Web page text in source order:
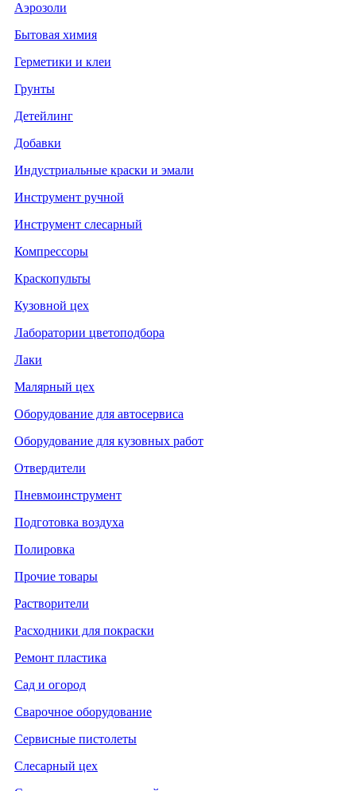
Аэрозоли
Бытовая химия
Герметики и клеи
Грунты
Детейлинг
Добавки
Индустриальные краски и эмали
Инструмент ручной
Инструмент слесарный
Компрессоры
Краскопульты
Кузовной цех
Лаборатории цветоподбора
Лаки
Малярный цех
Оборудование для автосервиса
Оборудование для кузовных работ
Отвердители
Пневмоинструмент
Подготовка воздуха
Полировка
Прочие товары
Растворители
Расходники для покраски
Ремонт пластика
Сад и огород
Сварочное оборудование
Сервисные пистолеты
Слесарный цех